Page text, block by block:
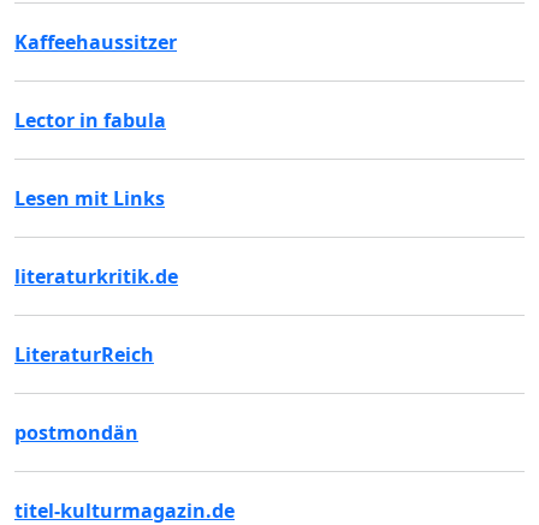
Kaffeehaussitzer
Lector in fabula
Lesen mit Links
literaturkritik.de
LiteraturReich
postmondän
titel-kulturmagazin.de